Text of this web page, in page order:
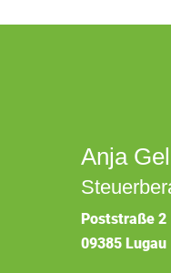
Anja
Poststraße 2
09385 Lugau